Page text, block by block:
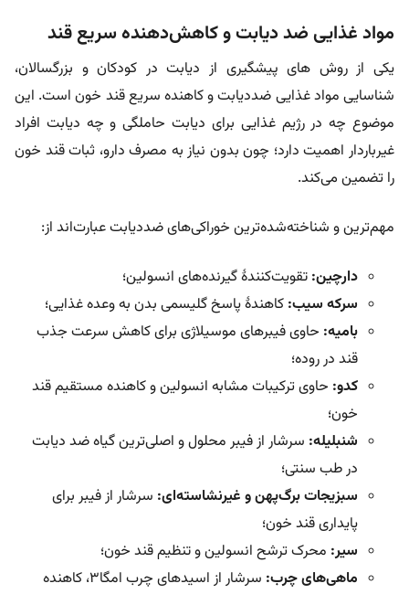
مواد غذایی ضد دیابت و کاهش‌دهنده سریع قند
یکی ازروش های پیشگیری از دیابت در کودکان و بزرگسالان،
شناسایی مواد غذایی ضددیابت و کاهنده سریع قند خون است. این
موضوع چه در رژیم غذایی برای دیابت حاملگی و چه دیابت افراد
غیرباردار اهمیت دارد؛ چون بدون نیاز به مصرف دارو، ثبات قند خون
را تضمین می‌کند.
مهم‌ترین و شناخته‌شده‌ترین خوراکی‌های ضددیابت عبارت‌اند از:
دارچین: تقویت‌کنندۀ گیرنده‌های انسولین؛
سرکه سیب: کاهندۀ پاسخ گلیسمی بدن به وعده غذایی؛
بامیه: حاوی فیبرهای موسیلاژی برای کاهش سرعت جذب
قند در روده؛
کدو: حاوی ترکیبات مشابه انسولین و کاهنده مستقیم قند
خون؛
شنبلیله: سرشار از فیبر محلول و اصلی‌ترین گیاه ضد دیابت
در طب سنتی؛
سبزیجات برگ‌پهن و غیرنشاسته‌ای: سرشار از فیبر برای
پایداری قند خون؛
سیر: محرک ترشح انسولین و تنظیم قند خون؛
ماهی‌های چرب:
سرشار از اسیدهای چرب امگا۳، کاهنده